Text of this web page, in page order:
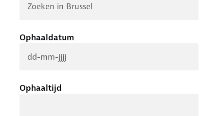
Ophaaldatum
Ophaaltijd